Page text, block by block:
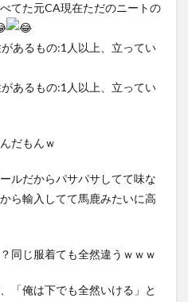
てた元CA現在ただのニートの
んだもんｗ
ルだからパサパサしてて味な
ら輸入してて馬鹿みたいに高
同じ服着ても全然違うｗｗｗ
「俺は下でも全然いける」と